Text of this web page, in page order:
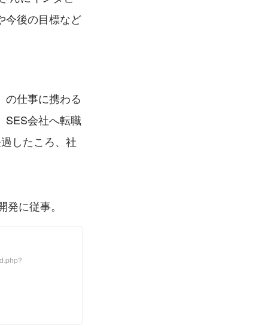
今後の目標など
の仕事に携わる
SES会社へ転職
したころ、社
に従事。